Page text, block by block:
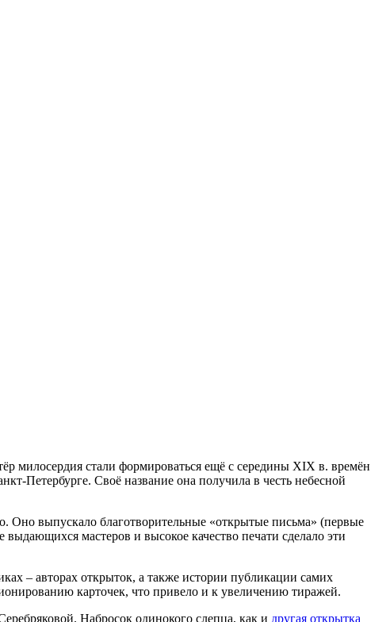
милосердия стали формироваться ещё с середины XIX в. времён
Петербурге. Своё название она получила в честь небесной
Оно выпускало благотворительные «открытые письма» (первые
мастеров и высокое качество печати сделало эти
– авторах открыток, а также истории публикации самих
карточек, что привело и к увеличению тиражей.
Набросок одинокого слепца, как и другая открытка